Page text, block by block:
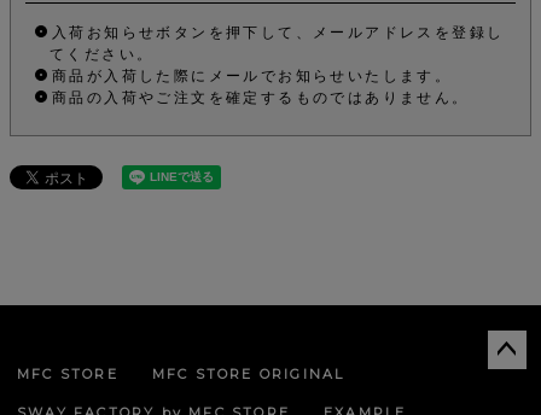
入荷お知らせボタンを押下して、メールアドレスを登録し
てください。
商品が入荷した際にメールでお知らせいたします。
商品の入荷やご注文を確定するものではありません。
MFC STORE MFC STORE ORIGINAL